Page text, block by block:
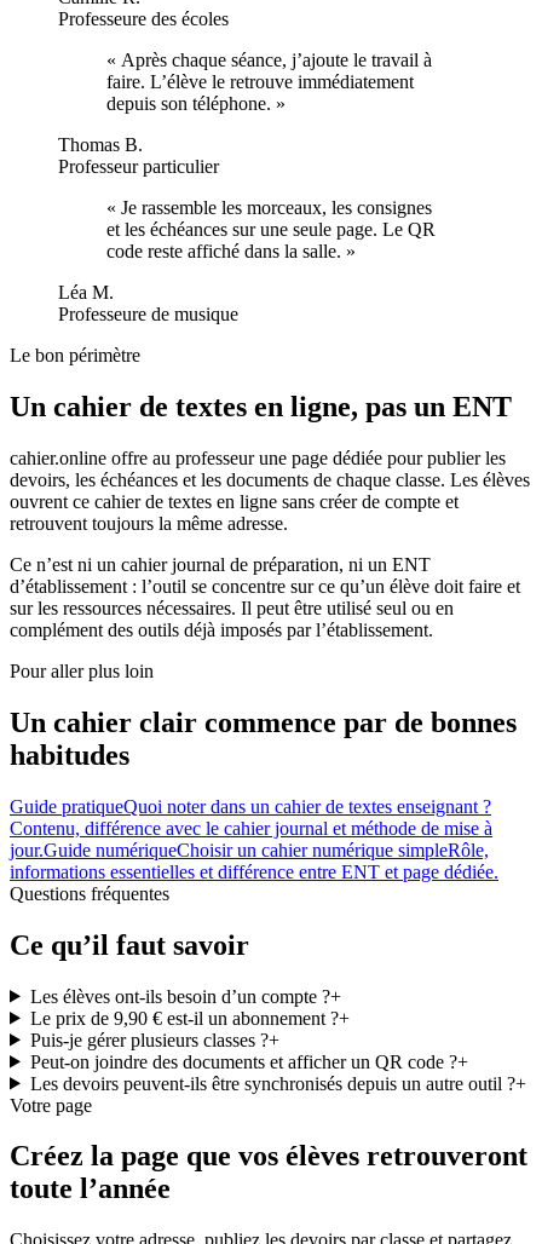
Professeure des écoles
« Après chaque séance, j’ajoute le travail à
faire. L’élève le retrouve immédiatement
depuis son téléphone. »
Thomas B.
Professeur particulier
« Je rassemble les morceaux, les consignes
et les échéances sur une seule page. Le QR
code reste affiché dans la salle. »
Léa M.
Professeure de musique
Le bon périmètre
Un cahier de textes en ligne, pas un ENT
cahier.online offre au professeur une page dédiée pour publier les
devoirs, les échéances et les documents de chaque classe. Les élèves
ouvrent ce cahier de textes en ligne sans créer de compte et
retrouvent toujours la même adresse.
Ce n’est ni un cahier journal de préparation, ni un ENT
d’établissement : l’outil se concentre sur ce qu’un élève doit faire et
sur les ressources nécessaires. Il peut être utilisé seul ou en
complément des outils déjà imposés par l’établissement.
Pour aller plus loin
Un cahier clair commence par de bonnes
habitudes
Guide pratiqueQuoi noter dans un cahier de textes enseignant ?
Contenu, différence avec le cahier journal et méthode de mise à
jour.Guide numériqueChoisir un cahier numérique simpleRôle,
informations essentielles et différence entre ENT et page dédiée.
Questions fréquentes
Ce qu’il faut savoir
Les élèves ont-ils besoin d’un compte ?+
Le prix de 9,90 € est-il un abonnement ?+
Puis-je gérer plusieurs classes ?+
Peut-on joindre des documents et afficher un QR code ?+
Les devoirs peuvent-ils être synchronisés depuis un autre outil ?+
Votre page
Créez la page que vos élèves retrouveront
toute l’année